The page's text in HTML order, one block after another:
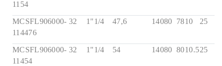
1154
MCSFL906000-
114476
32 1"1/4 47,6 14080 7810 25
MCSFL906000-
11454
32 1"1/4 54 14080 8010.525